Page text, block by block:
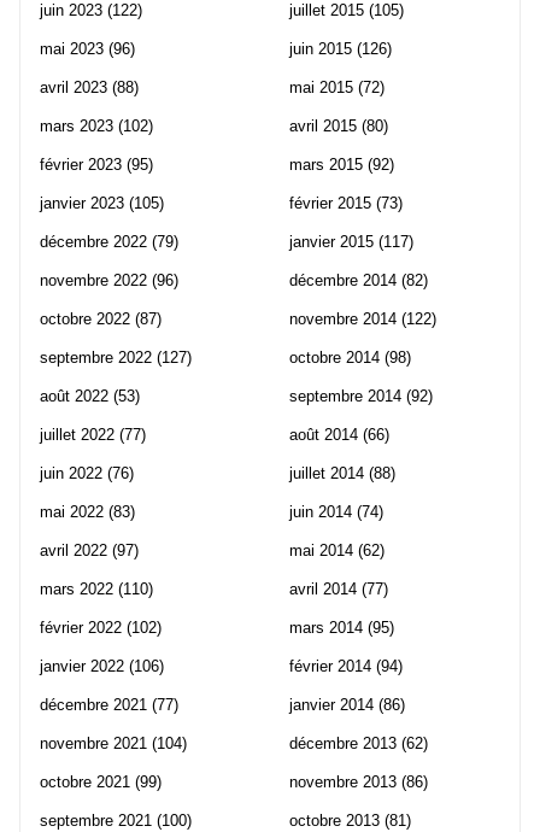
juin 2023 (122)
mai 2023 (96)
avril 2023 (88)
mars 2023 (102)
février 2023 (95)
janvier 2023 (105)
décembre 2022 (79)
novembre 2022 (96)
octobre 2022 (87)
septembre 2022 (127)
août 2022 (53)
juillet 2022 (77)
juin 2022 (76)
mai 2022 (83)
avril 2022 (97)
mars 2022 (110)
février 2022 (102)
janvier 2022 (106)
décembre 2021 (77)
novembre 2021 (104)
octobre 2021 (99)
septembre 2021 (100)
juillet 2015 (105)
juin 2015 (126)
mai 2015 (72)
avril 2015 (80)
mars 2015 (92)
février 2015 (73)
janvier 2015 (117)
décembre 2014 (82)
novembre 2014 (122)
octobre 2014 (98)
septembre 2014 (92)
août 2014 (66)
juillet 2014 (88)
juin 2014 (74)
mai 2014 (62)
avril 2014 (77)
mars 2014 (95)
février 2014 (94)
janvier 2014 (86)
décembre 2013 (62)
novembre 2013 (86)
octobre 2013 (81)